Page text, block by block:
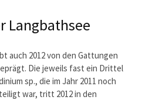
Langbathsee
auch 2012 von den Gattungen
Die jeweils fast ein Drittel
sp., die im Jahr 2011 noch
war, tritt 2012 in den